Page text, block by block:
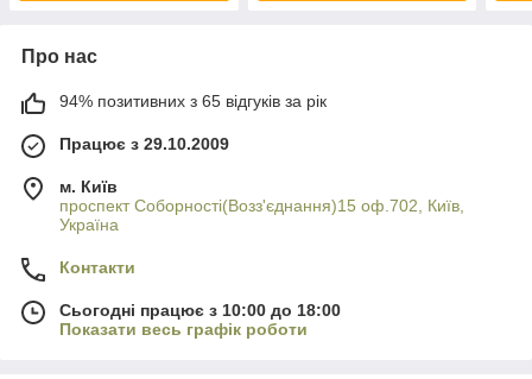
Про нас
94% позитивних з 65 відгуків за рік
Працює з 29.10.2009
м. Київ
проспект Соборності(Возз'єднання)15 оф.702, Київ,
Україна
Контакти
Сьогодні працює з 10:00 до 18:00
Показати весь графік роботи